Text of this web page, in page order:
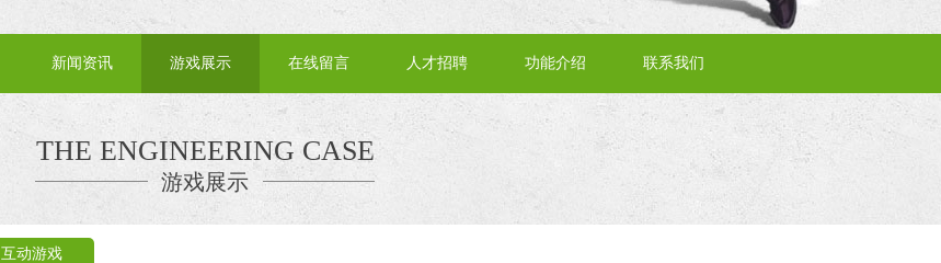
新闻资讯 游戏展示 在线留言 人才招聘 功能介绍 联系我们
THE ENGINEERING CASE
游戏展示
互动游戏